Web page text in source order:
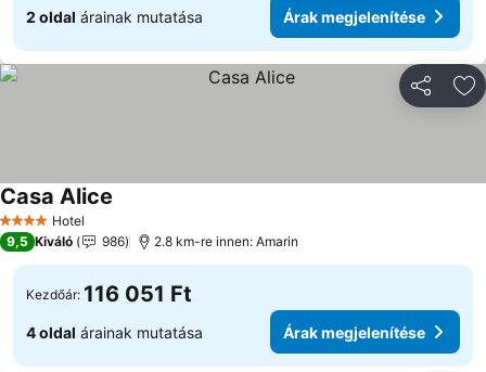
2 oldal árainak mutatása Árak megjelenítése
4 KategóriaHotel
Casa Alice
9,5 Kiváló 986 2.8 km-re innen: Amarin
Kezdőár: 116 051 Ft
4 oldal árainak mutatása Árak megjelenítése